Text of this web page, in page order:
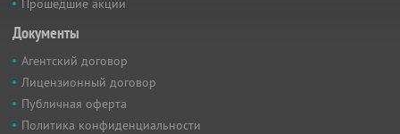
Прошедшие акции
Документы
Агентский договор
Лицензионный договор
Публичная оферта
Политика конфиденциальности